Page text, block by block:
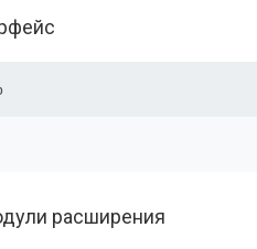
расширения